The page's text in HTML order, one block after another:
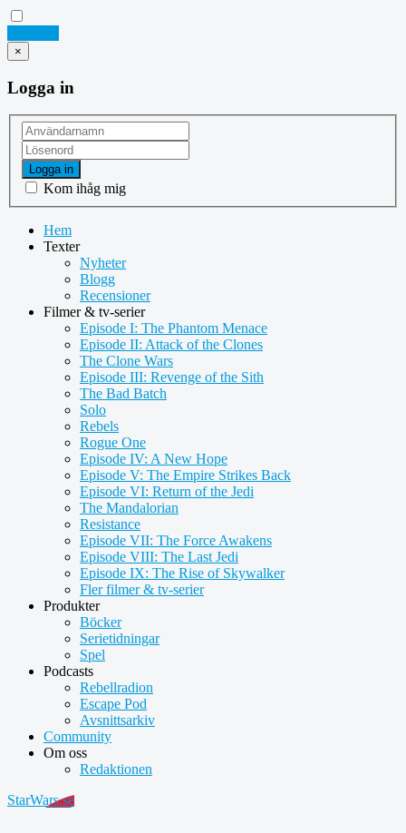
×
Logga in
Logga in
Kom ihåg mig
Hem
Texter
Nyheter
Blogg
Recensioner
Filmer & tv-serier
Episode I: The Phantom Menace
Episode II: Attack of the Clones
The Clone Wars
Episode III: Revenge of the Sith
The Bad Batch
Solo
Rebels
Rogue One
Episode IV: A New Hope
Episode V: The Empire Strikes Back
Episode VI: Return of the Jedi
The Mandalorian
Resistance
Episode VII: The Force Awakens
Episode VIII: The Last Jedi
Episode IX: The Rise of Skywalker
Fler filmer & tv-serier
Produkter
Böcker
Serietidningar
Spel
Podcasts
Rebellradion
Escape Pod
Avsnittsarkiv
Community
Om oss
Redaktionen
StarWars.se